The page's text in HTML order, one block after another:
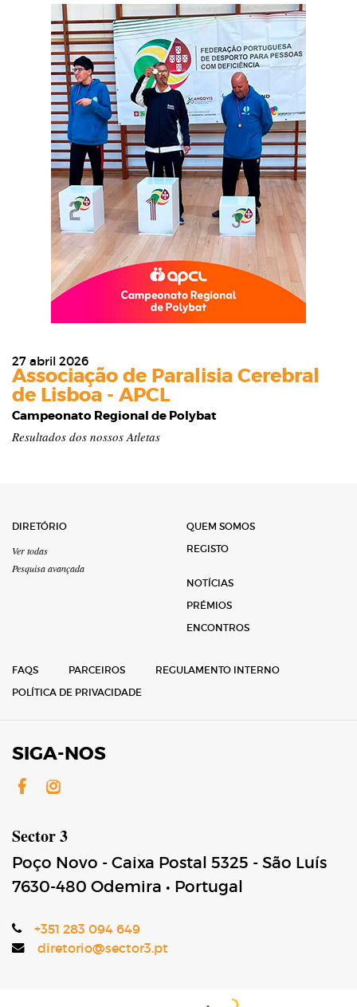
27 abril 2026
Associação de Paralisia Cerebral
de Lisboa - APCL
Campeonato Regional de Polybat
Resultados dos nossos Atletas
DIRETÓRIO
Ver todas
Pesquisa avançada
QUEM SOMOS
REGISTO
NOTÍCIAS
PRÉMIOS
ENCONTROS
FAQS PARCEIROS
REGULAMENTO INTERNO
POLÍTICA DE PRIVACIDADE
SIGA-NOS
Facebook
Instagram
Sector 3
Poço Novo - Caixa Postal 5325 - São Luís
7630-480 Odemira • Portugal
+351 283 094 649
diretorio@sector3.pt